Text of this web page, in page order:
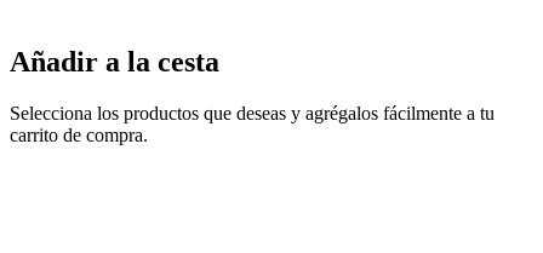
Añadir a la cesta
Selecciona los productos que deseas y agrégalos fácilmente a tu
carrito de compra.